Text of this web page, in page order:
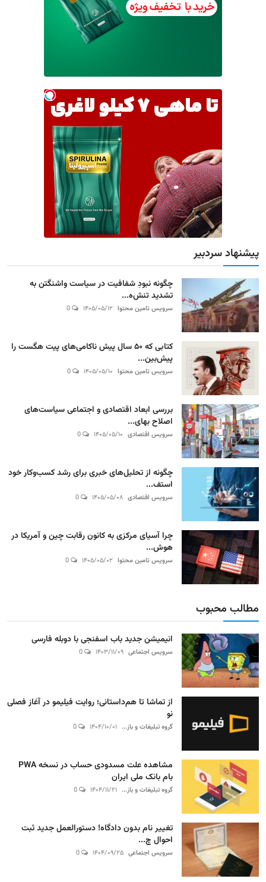
پیشنهاد سردبیر
چگونه نبودِ شفافیت در سیاست واشنگتن به
تشدید تنش‌ه...
سرویس تامین محتوا ۱۴۰۵/۰۵/۱۲
کتابی که ۵۰ سال پیش ناکامی‌های پیت هگست را
پیش‌بین...
سرویس تامین محتوا ۱۴۰۵/۰۵/۱۰
بررسی ابعاد اقتصادی و اجتماعی سیاست‌های
اصلاح بهای...
سرویس اقتصادی ۱۴۰۵/۰۵/۱۰
چگونه از تحلیل‌های خبری برای رشد کسب‌وکار خود
استف...
سرویس اقتصادی ۱۴۰۵/۰۵/۰۸
چرا آسیای مرکزی به کانون رقابت چین و آمریکا در
هوش...
سرویس تامین محتوا ۱۴۰۵/۰۵/۰۲
مطالب محبوب
انیمیشن جدید باب اسفنجی با دوبله فارسی
سرویس اجتماعی ۱۴۰۳/۱۱/۰۹
از تماشا تا هم‌داستانی؛ روایت فیلیمو در آغاز فصلی
نو
گروه تبلیغات و باز... ۱۴۰۴/۱۰/۰۱
مشاهده علت مسدودی حساب در نسخه PWA
بام بانک ملی ایران
گروه تبلیغات و باز... ۱۴۰۴/۱۱/۲۱
تغییر نام بدون دادگاه! دستورالعمل جدید ثبت
احوال چ...
سرویس اجتماعی ۱۴۰۴/۰۹/۲۵